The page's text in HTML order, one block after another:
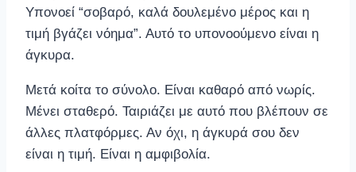
Υπονοεί “σοβαρό, καλά δουλεμένο μέρος και η
τιμή βγάζει νόημα”. Αυτό το υπονοούμενο είναι η
άγκυρα.
Μετά κοίτα το σύνολο. Είναι καθαρό από νωρίς.
Μένει σταθερό. Ταιριάζει με αυτό που βλέπουν σε
άλλες πλατφόρμες. Αν όχι, η άγκυρά σου δεν
είναι η τιμή. Είναι η αμφιβολία.